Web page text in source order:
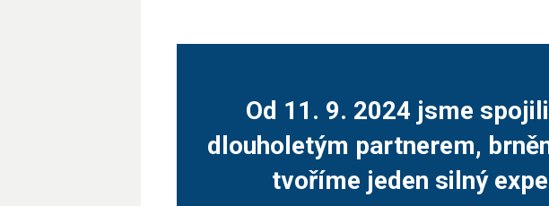
Od 11. 9. 2024 jsme
dlouholetým partnerem,
tvoříme jeden silný